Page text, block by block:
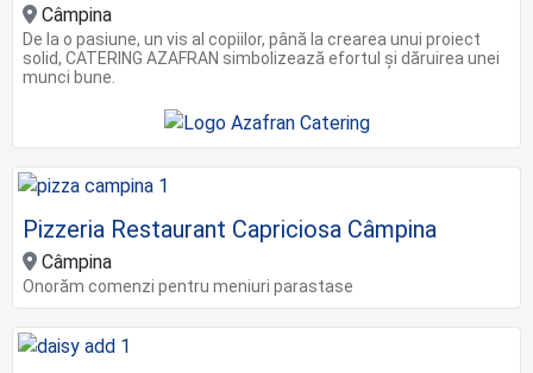
Câmpina
De la o pasiune, un vis al copiilor, până la crearea unui proiect
solid, CATERING AZAFRAN simbolizează efortul și dăruirea unei
munci bune.
Pizzeria Restaurant Capriciosa Câmpina
Câmpina
Onorăm comenzi pentru meniuri parastase